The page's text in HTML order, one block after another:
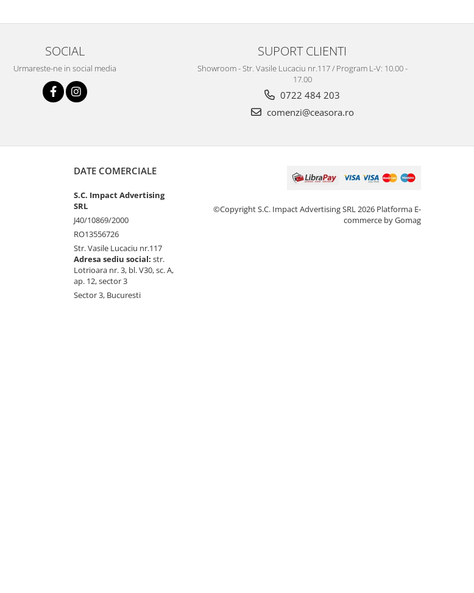
SOCIAL
Urmareste-ne in social media
SUPORT CLIENTI
Showroom - Str. Vasile Lucaciu nr.117 / Program L-V: 10.00 -
17.00
0722 484 203
comenzi@ceasora.ro
DATE COMERCIALE
S.C. Impact Advertising
SRL
J40/10869/2000
RO13556726
Str. Vasile Lucaciu nr.117
Adresa sediu social: str.
Lotrioara nr. 3, bl. V30, sc. A,
ap. 12, sector 3
Sector 3, Bucuresti
©Copyright S.C. Impact Advertising SRL 2026 Platforma E-
commerce by Gomag